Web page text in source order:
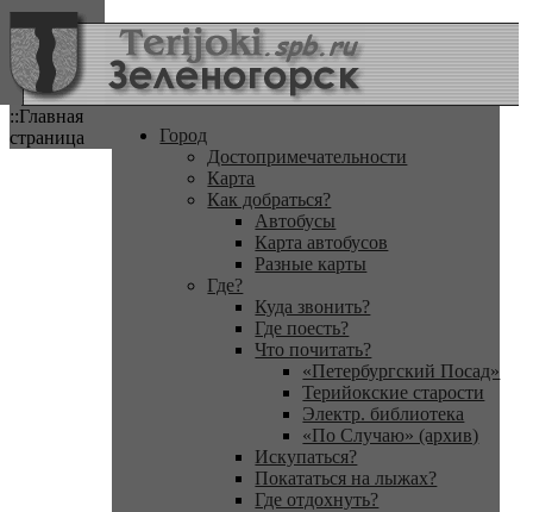
::Главная
страница
Город
Достопримечательности
Карта
Как добраться?
Автобусы
Карта автобусов
Разные карты
Где?
Куда звонить?
Где поесть?
Что почитать?
«Петербургский Посад»
Терийокские старости
Электр. библиотека
«По Случаю» (архив)
Искупаться?
Покататься на лыжах?
Где отдохнуть?